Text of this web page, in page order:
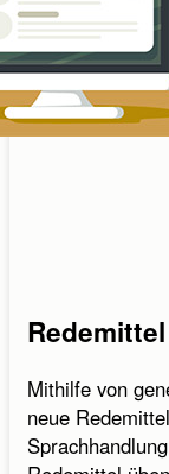
Mithilfe von
neue